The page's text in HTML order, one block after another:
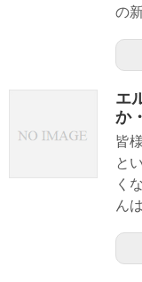
の
エ
か
皆
と
く
ん